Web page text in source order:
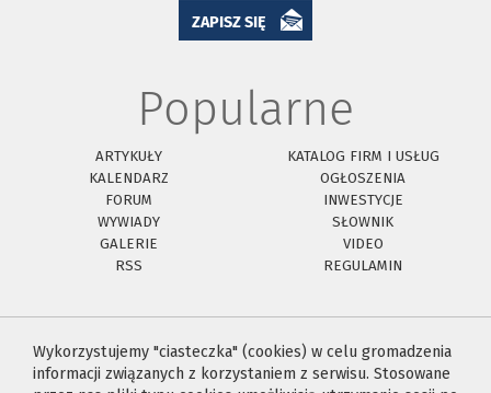
ZAPISZ SIĘ
Popularne
ARTYKUŁY
KATALOG FIRM I USŁUG
KALENDARZ
OGŁOSZENIA
FORUM
INWESTYCJE
WYWIADY
SŁOWNIK
GALERIE
VIDEO
RSS
REGULAMIN
Wykorzystujemy "ciasteczka" (cookies) w celu gromadzenia
informacji związanych z korzystaniem z serwisu. Stosowane